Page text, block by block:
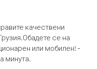
качествени
Обадете се на
или мобилен! -
минута.